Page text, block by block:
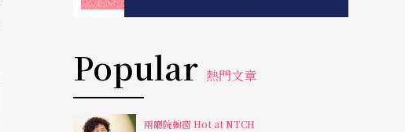
Popular 熱門文章
兩廳院櫥窗 Hot at NTCH